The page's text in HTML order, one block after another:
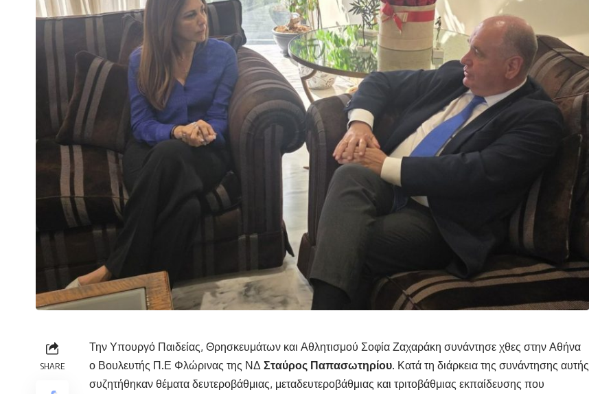
SHARE
Την Υπουργό Παιδείας, Θρησκευμάτων και Αθλητισμού Σοφία Ζαχαράκη συνάντησε χθες στην Αθήνα
ο Βουλευτής Π.Ε Φλώρινας της ΝΔ Σταύρος Παπασωτηρίου. Κατά τη διάρκεια της συνάντησης αυτής
συζητήθηκαν θέματα δευτεροβάθμιας, μεταδευτεροβάθμιας και τριτοβάθμιας εκπαίδευσης που